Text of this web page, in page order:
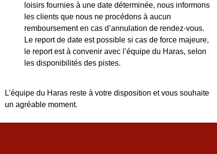
loisirs fournies à une date déterminée, nous informons
les clients que nous ne procédons à aucun
remboursement en cas d’annulation de rendez-vous.
Le report de date est possible si cas de force majeure,
le report est à convenir avec l’équipe du Haras, selon
les disponibilités des pistes.
L’équipe du Haras reste à votre disposition et vous souhaite
un agréable moment.